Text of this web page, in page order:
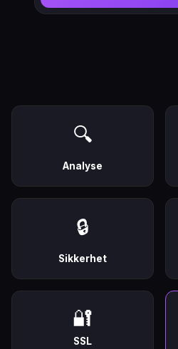
🔍
Analyse
🔒
Sikkerhet
🔐
SSL